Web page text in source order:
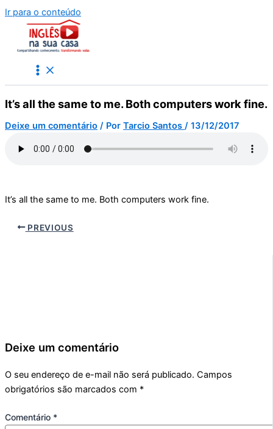
Ir para o conteúdo
It’s all the same to me. Both computers work fine.
Deixe um comentário / Por Tarcio Santos / 13/12/2017
It’s all the same to me. Both computers work fine.
PREVIOUS
Deixe um comentário
O seu endereço de e-mail não será publicado. Campos
obrigatórios são marcados com *
Comentário *